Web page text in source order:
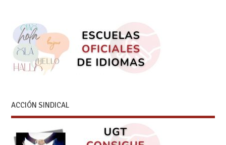
ACCIÓN SINDICAL